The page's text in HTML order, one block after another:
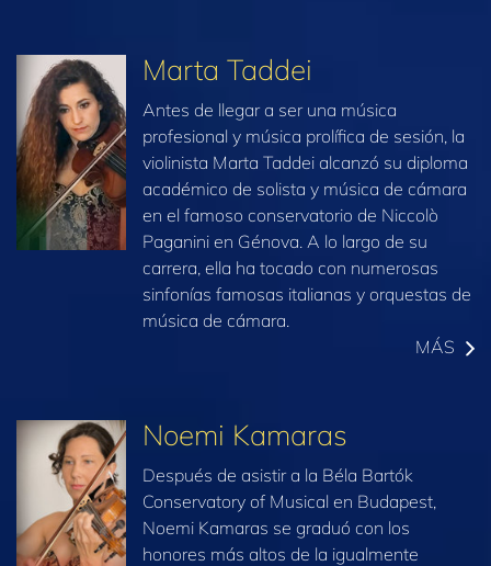
Marta Taddei
Antes de llegar a ser una música
profesional y música prolífica de sesión, la
violinista Marta Taddei alcanzó su diploma
académico de solista y música de cámara
en el famoso conservatorio de Niccolò
Paganini en Génova. A lo largo de su
carrera, ella ha tocado con numerosas
sinfonías famosas italianas y orquestas de
música de cámara.
MÁS
Noemi Kamaras
Después de asistir a la Béla Bartók
Conservatory of Musical en Budapest,
Noemi Kamaras se graduó con los
honores más altos de la igualmente